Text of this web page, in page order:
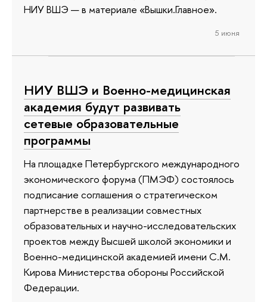
НИУ ВШЭ — в материале «Вышки.Главное».
5 июня
НИУ ВШЭ и Военно-медицинская
академия будут развивать
сетевые образовательные
программы
На площадке Петербургского международного
экономического форума (ПМЭФ) состоялось
подписание соглашения о стратегическом
партнерстве в реализации совместных
образовательных и научно-исследовательских
проектов между Высшей школой экономики и
Военно-медицинской академией имени С.М.
Кирова Министерства обороны Российской
Федерации.